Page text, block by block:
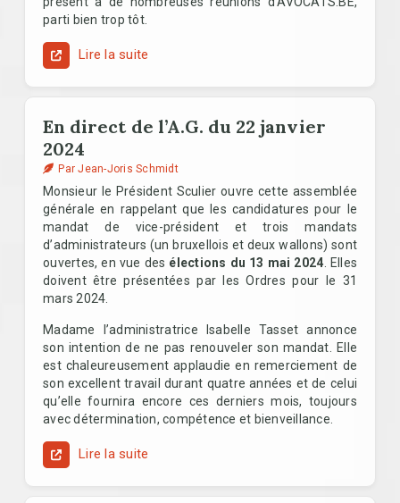
parti bien trop tôt.
Lire la suite
En direct de l’A.G. du 22 janvier
2024
Par Jean-Joris Schmidt
Monsieur le Président Sculier ouvre cette assemblée
générale en rappelant que les candidatures pour le
mandat de vice-président et trois mandats
d’administrateurs (un bruxellois et deux wallons) sont
ouvertes, en vue des élections du 13 mai 2024. Elles
doivent être présentées par les Ordres pour le 31
mars 2024.
Madame l’administratrice Isabelle Tasset annonce
son intention de ne pas renouveler son mandat. Elle
est chaleureusement applaudie en remerciement de
son excellent travail durant quatre années et de celui
qu’elle fournira encore ces derniers mois, toujours
avec détermination, compétence et bienveillance.
Lire la suite